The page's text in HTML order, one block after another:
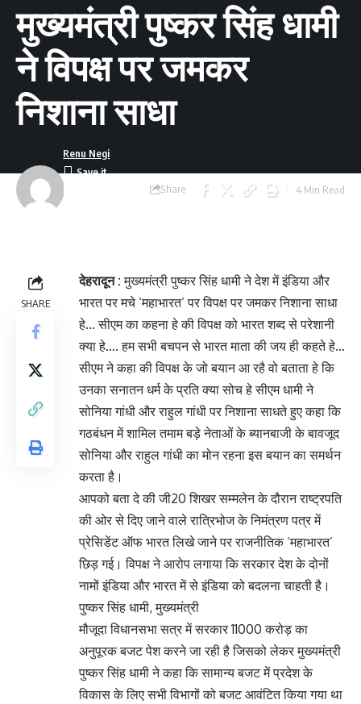
मुख्यमंत्री पुष्कर सिंह धामी
ने विपक्ष पर जमकर
निशाना साधा
Last updated:
Renu Negi
Share 4 Min Read
SHARE
देहरादून : मुख्यमंत्री पुष्कर सिंह धामी ने देश में इंडिया और
भारत पर मचे ‘महाभारत’ पर विपक्ष पर जमकर निशाना साधा
हे… सीएम का कहना हे की विपक्ष को भारत शब्द से परेशानी
क्या हे…. हम सभी बचपन से भारत माता की जय ही कहते हे…
सीएम ने कहा की विपक्ष के जो बयान आ रहै वो बताता हे कि
उनका सनातन धर्म के प्रति क्या सोच हे सीएम धामी ने
सोनिया गांधी और राहुल गांधी पर निशाना साधते हुए कहा कि
गठबंधन में शामिल तमाम बड़े नेताओं के ब्यानबाजी के बावजूद
सोनिया और राहुल गांधी का मोन रहना इस बयान का समर्थन
करता है।
आपको बता दे की जी20 शिखर सम्मलेन के दौरान राष्ट्रपति
की ओर से दिए जाने वाले रात्रिभोज के निमंत्रण पत्र में
प्रेसिडेंट ऑफ भारत लिखे जाने पर राजनीतिक ‘महाभारत’
छिड़ गई। विपक्ष ने आरोप लगाया कि सरकार देश के दोनों
नामों इंडिया और भारत में से इंडिया को बदलना चाहती है।
पुष्कर सिंह धामी, मुख्यमंत्री
मौजूदा विधानसभा सत्र में सरकार 11000 करोड़ का
अनुपूरक बजट पेश करने जा रही है जिसको लेकर मुख्यमंत्री
पुष्कर सिंह धामी ने कहा कि सामान्य बजट में प्रदेश के
विकास के लिए सभी विभागों को बजट आवंटित किया गया था